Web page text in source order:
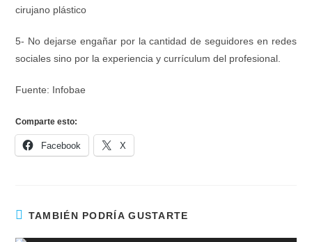
cirujano plástico
5- No dejarse engañar por la cantidad de seguidores en redes
sociales sino por la experiencia y currículum del profesional.
Fuente: Infobae
Comparte esto:
Facebook X
TAMBIÉN PODRÍA GUSTARTE